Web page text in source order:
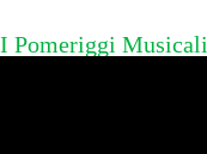
I Pomeriggi Musicali